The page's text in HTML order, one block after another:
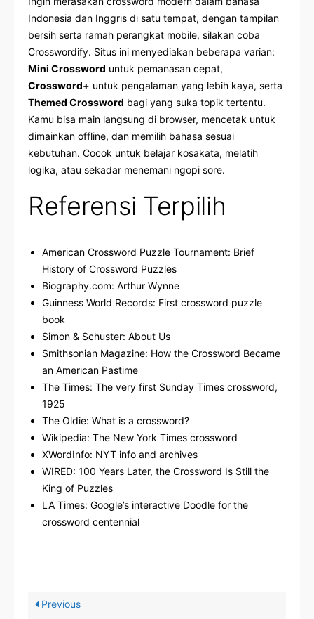
Indonesia dan Inggris di satu tempat, dengan tampilan
bersih serta ramah perangkat mobile, silakan coba
Crosswordify. Situs ini menyediakan beberapa varian:
Mini Crossword untuk pemanasan cepat,
Crossword+ untuk pengalaman yang lebih kaya, serta
Themed Crossword bagi yang suka topik tertentu.
Kamu bisa main langsung di browser, mencetak untuk
dimainkan offline, dan memilih bahasa sesuai
kebutuhan. Cocok untuk belajar kosakata, melatih
logika, atau sekadar menemani ngopi sore.
Referensi Terpilih
American Crossword Puzzle Tournament: Brief
History of Crossword Puzzles
Biography.com: Arthur Wynne
Guinness World Records: First crossword puzzle
book
Simon & Schuster: About Us
Smithsonian Magazine: How the Crossword Became
an American Pastime
The Times: The very first Sunday Times crossword,
1925
The Oldie: What is a crossword?
Wikipedia: The New York Times crossword
XWordInfo: NYT info and archives
WIRED: 100 Years Later, the Crossword Is Still the
King of Puzzles
LA Times: Google’s interactive Doodle for the
crossword centennial
Previous